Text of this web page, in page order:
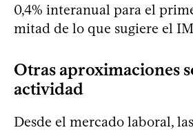
0,4% interanual para el
mitad de lo que sugiere el
Otras aproximaciones
actividad
Desde el mercado laboral,